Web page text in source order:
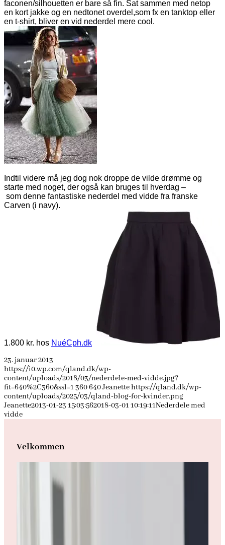
faconen/silhouetten er bare så fin. Sat sammen med netop
en kort jakke og en nedtonet overdel,som fx en tanktop eller
en t-shirt, bliver en vid nederdel mere cool.
Indtil videre må jeg dog nok droppe de vilde drømme og
starte med noget, der også kan bruges til hverdag –
som denne fantastiske nederdel med vidde fra franske
Carven (i navy).
1.800 kr. hos NuéCph.dk
23. januar 2013
https://i0.wp.com/qland.dk/wp-
content/uploads/2018/03/nederdele-med-vidde.jpg?
fit=640%2C360&ssl=1 360640Jeanettehttps://qland.dk/wp-
content/uploads/2025/03/qland-blog-for-kvinder.png
Jeanette2013-01-23 15:03:562018-03-01 10:19:11Nederdele med
vidde
Velkommen